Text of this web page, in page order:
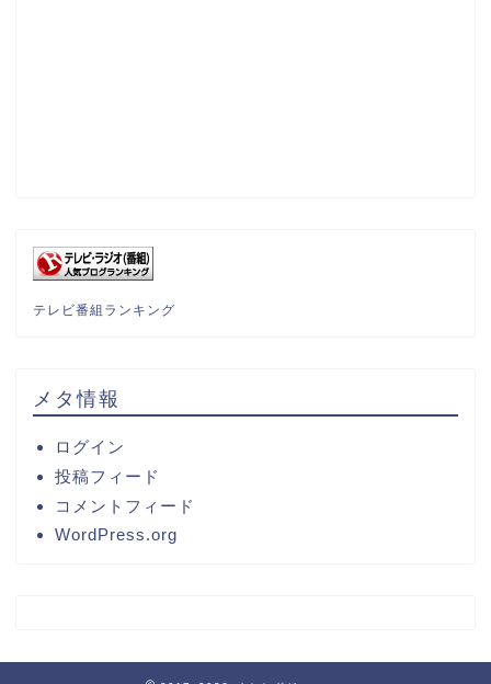
テレビ番組ランキング
メタ情報
ログイン
投稿フィード
コメントフィード
WordPress.org